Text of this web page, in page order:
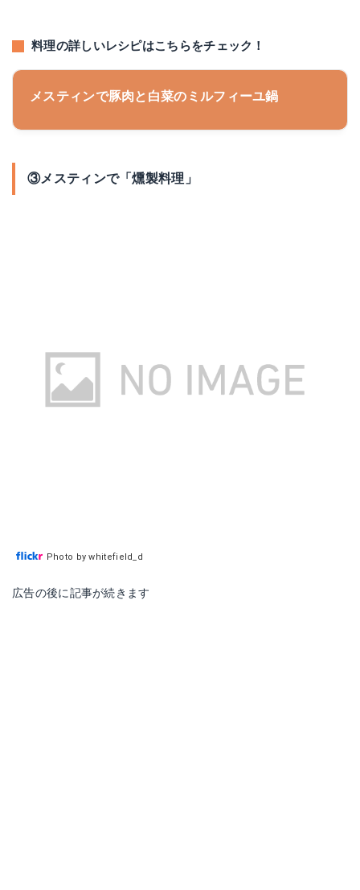
料理の詳しいレシピはこちらをチェック！
メスティンで豚肉と白菜のミルフィーユ鍋
③メスティンで「燻製料理」
Photo by whitefield_d
広告の後に記事が続きます